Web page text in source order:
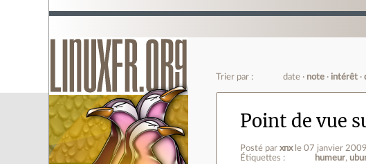
Trier par : date note intérêt
Point de vue
Posté parxnx le 07 janvier
Étiquettes :
humeur